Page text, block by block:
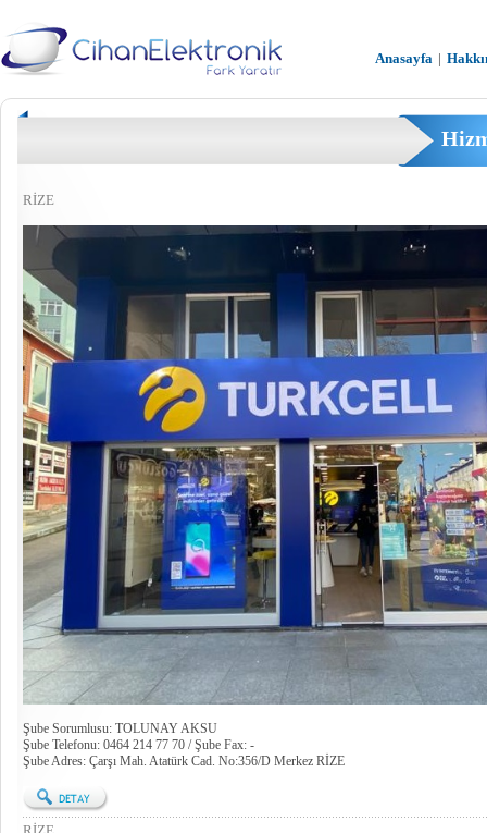
Anasayfa |
RİZE
Şube Sorumlusu: TOLUNAY AKSU
Şube Telefonu: 0464 214 77 70 / Şube Fax: -
Şube Adres: Çarşı Mah. Atatürk Cad. No:356/D Merkez RİZE